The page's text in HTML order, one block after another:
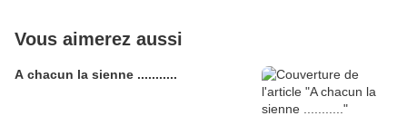
Vous aimerez aussi
A chacun la sienne ...........